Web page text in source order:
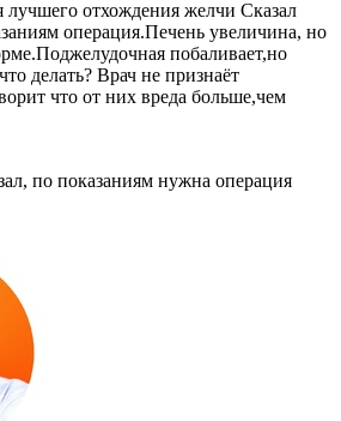
лучшего отхождения желчи Сказал
операция.Печень увеличина, но
побаливает,но
делать? Врач не признаёт
что от них вреда больше,чем
по показаниям нужна операция